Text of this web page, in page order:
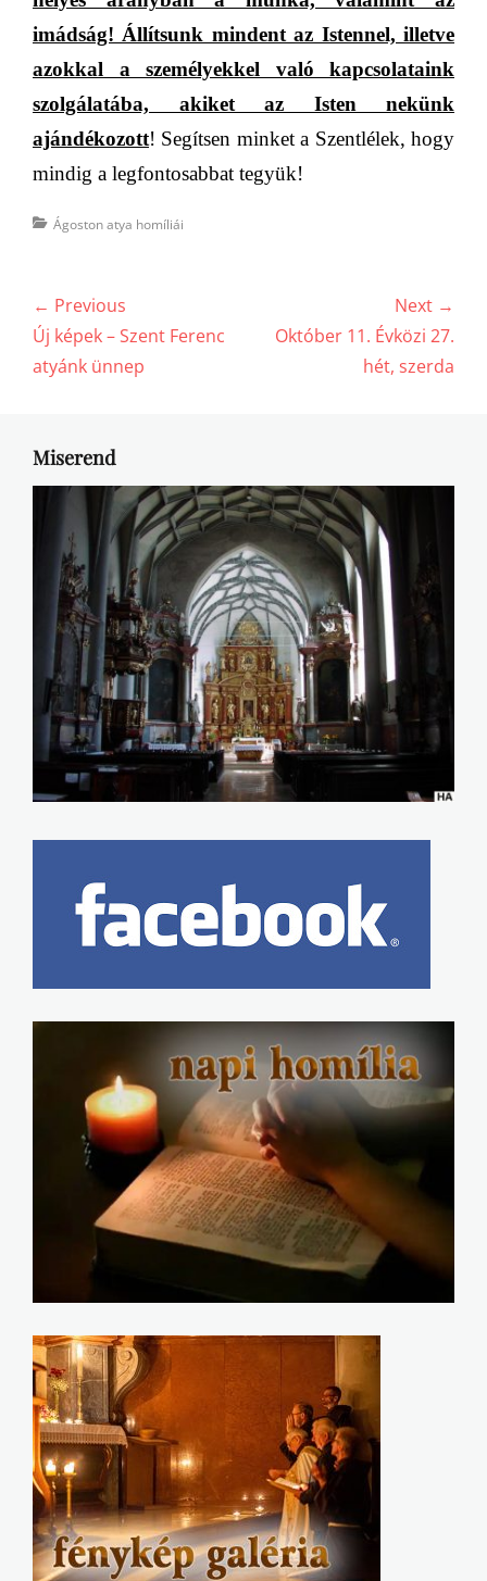
imádság! Állítsunk mindent az Istennel, illetve
azokkal a személyekkel való kapcsolataink
szolgálatába, akiket az Isten nekünk
ajándékozott! Segítsen minket a Szentlélek, hogy
mindig a legfontosabbat tegyük!
Categories
Ágoston atya homíliái
Bejegyzés
navigáció
← Previous
Previous
post:
Új képek – Szent Ferenc
atyánk ünnep
Next →
NextOktóber 11. Évközi 27.
hét, szerda
Miserend